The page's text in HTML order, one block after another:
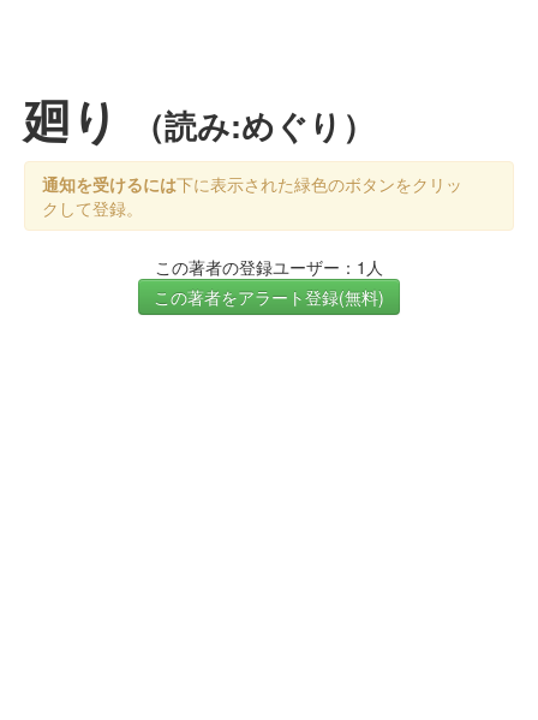
廻り （読み:めぐり）
通知を受けるには下に表示された緑色のボタンをクリッ
クして登録。
この著者の登録ユーザー：1人
この著者をアラート登録(無料)